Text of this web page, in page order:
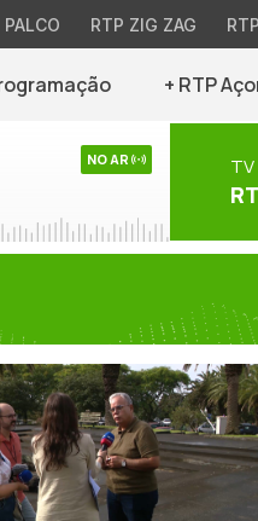
PALCO RTP ZIG ZAG
+ RTP
NO AR TV